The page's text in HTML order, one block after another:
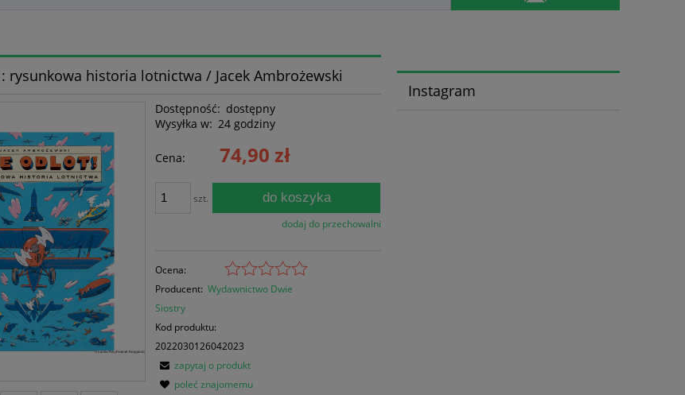
rysunkowa historia lotnictwa / Jacek Ambrożewski
Dostępność: dostępny
Wysyłka w: 24 godziny
Cena: 74,90 zł
szt. do koszyka
dodaj do przechowalni
Ocena:
Producent: Wydawnictwo Dwie
Siostry
Kod produktu:
2022030126042023
zapytaj o produkt
poleć znajomemu
Instagram